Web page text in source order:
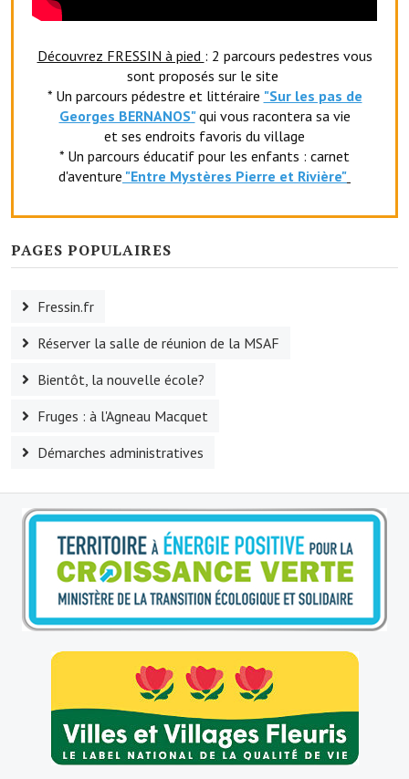
Le club de l'amitié
Le comité des fêtes
L'association Avotra-France
Le foyer de la Planquette
L'association des anciens combattants
Village sportif
Le calendrier annuel
Liste et coordonnées des associations
TOURISME, PATRIMOINE
Fressin, ville d'histoire
L'église
Les panneaux du patrimoine
Le château
Découvrez FRESSIN à pied : 2 parcours pedestres vous
sont proposés sur le site
* Un parcours pédestre et littéraire "Sur les pas de
Georges BERNANOS" qui vous racontera sa vie
et ses endroits favoris du village
* Un parcours éducatif pour les enfants : carnet
d'aventure "Entre Mystères Pierre et Rivière"
PAGES POPULAIRES
Fressin.fr
Réserver la salle de réunion de la MSAF
Bientôt, la nouvelle école?
Fruges : à l'Agneau Macquet
Démarches administratives